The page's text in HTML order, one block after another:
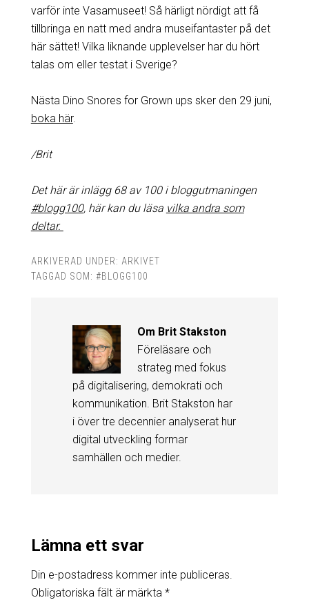
varför inte Vasamuseet! Så härligt nördigt att få
tillbringa en natt med andra museifantaster på det
här sättet! Vilka liknande upplevelser har du hört
talas om eller testat i Sverige?
Nästa Dino Snores for Grown ups sker den 29 juni,
boka här.
/Brit
Det här är inlägg 68 av 100 i bloggutmaningen
#blogg100, här kan du läsa vilka andra som
deltar.
ARKIVERAD UNDER: ARKIVET
TAGGAD SOM: #BLOGG100
Om Brit Stakston
Föreläsare och
strateg med fokus
på digitalisering, demokrati och
kommunikation. Brit Stakston har
i över tre decennier analyserat hur
digital utveckling formar
samhällen och medier.
Lämna ett svar
Din e-postadress kommer inte publiceras.
Obligatoriska fält är märkta *